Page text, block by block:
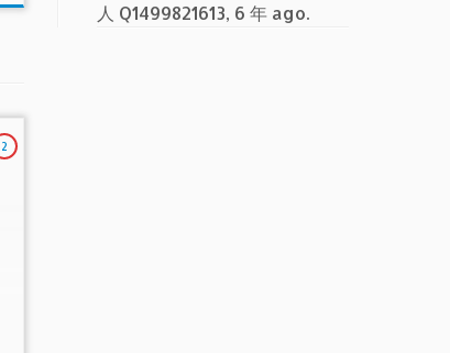
2
人 Q1499821613, 6 年 ago.